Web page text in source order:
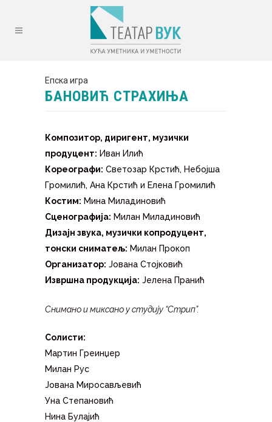
Епска игра
БАНОВИЋ СТРАХИЊА
Композитор, диригент, музички
продуцент: Иван Илић
Кореографи: Светозар Крстић, Небојша
Громилић, Ана Крстић и Елена Громилић
Костим: Мина Миладиновић
Сценографија: Милан Миладиновић
Дизајн звука, музички копродуцент,
тонски сниматељ: Милан Прокоп
Организатор: Јована Стојковић
Извршна продукција: Јелена Пранић
Снимано и миксано у студију “Стрип”.
Солисти:
Мартин Греинџер
Милан Рус
Јована Миросављевић
Уна Степановић
Нина Булајић